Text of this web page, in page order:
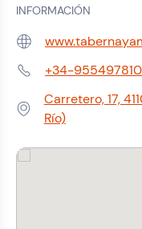
INFORMACIÓN
Web:
Teléfono:+34-955497810
Dirección:
Carretero, 17,
Río)